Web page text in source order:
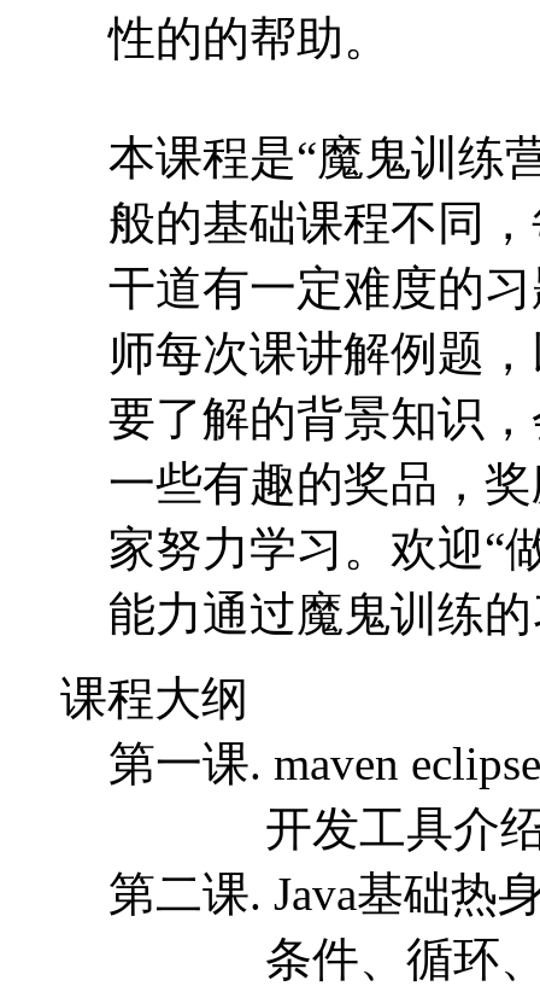
性的的帮助。
本课程是“魔鬼训练
般的基础课程不同
干道有一定难度的
师每次课讲解例题
要了解的背景知识
一些有趣的奖品，
家努力学习。欢迎“
能力通过魔鬼训练
课程大纲
第一课. maven
开发工具介绍。
第二课. Java基础热
条件、循环、数